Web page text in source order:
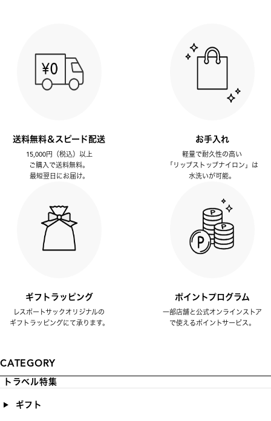
送料無料＆スピード配送
15,000円（税込）以上
ご購入で送料無料。
最短翌日にお届け。
お手入れ
軽量で耐久性の高い
「リップストップナイロン」は
水洗いが可能。
ギフトラッピング
レスポートサックオリジナルの
ギフトラッピングにて承ります。
ポイントプログラム
一部店舗と公式オンラインストア
で使えるポイントサービス。
CATEGORY
トラベル特集
ギフト